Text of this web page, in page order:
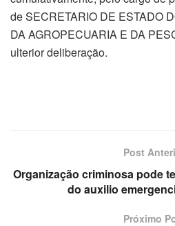
de SECRETARIO DE ESTADO
DA AGROPECUARIA E DA
ulterior deliberação.
Post
Organização criminosa pode
do auxilio
Próximo